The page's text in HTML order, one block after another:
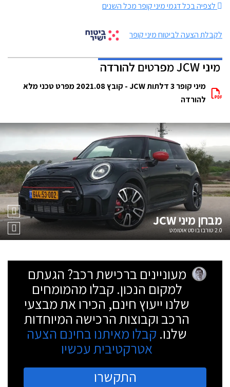
לצפיה בכל דגמי מיני קופר מכל השנים
לקבלת הצעה לביטוח מיני קופר
מיני JCW מפרטים להורדה
מיני קופר 3 דלתות JCW - קובץ 2021.08 מפרט טכני מלא
להורדה
מבחןמיני JCW
2.0 טורבו בוסט אוטומט
מעוניינים ברכישת רכב? הגעתם
למקום הנכון. קבלו מהמומחים
שלנו ייעוץ חינם, הכירו את מבצעי
הרכב וקבוצות הרכישה המיוחדות
שלנו. קבלו מאיתנו בחינם הצעה
אטרקטיבית עכשיו
התקשרו